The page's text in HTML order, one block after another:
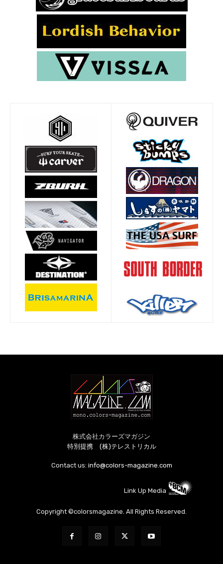
株式会社カラーズマガジン
特別提携 (株)テレストリカル
Contact us: info@colors-magazine.com
Link Up Media
Copyright ©colorsmagazine. All Rights Reserved.